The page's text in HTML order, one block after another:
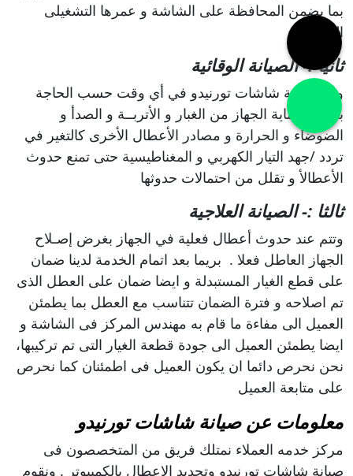
بما يضمن المحافظة على الشاشة و عمرها التشغيلى
الطويل
ثانيا :- الصيانة الوقائية
وتتم صيانة شاشات تورنيدو في أي وقت حسب الحاجة
بغرض حماية الجهاز من الغبار و الأتربــة و الصدأ و
الضوضاء و الحرارة و مصادر الأعطال الأخرى كالتغير في
تردد /جهد التيار الكهربي و المغناطيسية حتى تمنع حدوث
الأعطالأ و تقلل من احتمالات حدوثها
ثالثا :- الصيانة العلاجية
وتتم عند حدوث أعطال فعلية في الجهاز بغرض إصـلاح
الجهاز العاطل فعلا . بريما بعد اتمام الخدمة لدينا ضمان
على قطع الغيار المستبدلة و ايضا ضمان على العطل الذى
تم اصلاحه و فترة الضمان تتناسب مع العطل بما يطمئن
العميل الى مفاءة ما قام به مهندس المركز فى الشاشة و
ايضا يطمئن العميل الى جودة قطعة الغيار التى تم تركيبها،
نحن نحرص دائما ان يكون العميل فى اطمئنان كما نحرص
على متابعة العميل
معلومات عن صيانة شاشات تورنيدو
مركز خدمه العملاء نمتلك فريق من المتخصصون فى
صيانة شاشات تورنيدو وتحديد الاعطال بالكمبيوتر . ونقوم